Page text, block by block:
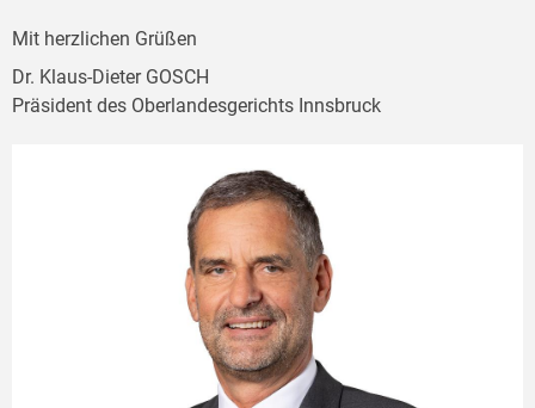
Mit herzlichen Grüßen
Dr. Klaus-Dieter GOSCH
Präsident des Oberlandesgerichts Innsbruck